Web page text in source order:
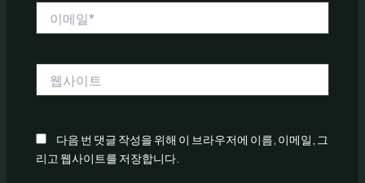
다음 번 댓글 작성을 위해 이 브라우저에 이름, 이메일, 그
리고 웹사이트를 저장합니다.